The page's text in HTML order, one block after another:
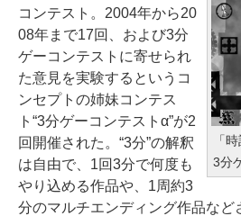
「
3分
コンテスト。2004年から20
08年まで17回、および3分
ゲーコンテストに寄せられ
た意見を実験するというコ
ンセプトの姉妹コンテス
ト“3分ゲーコンテストα”が2
回開催された。“3分”の解釈
は自由で、1回3分で何度も
やり込める作品や、1周約3
分のマルチエンディング作品など